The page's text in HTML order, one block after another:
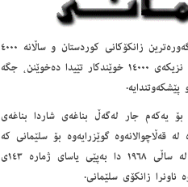
زانکۆی سلێمانی كۆنترین و یه‌كه‌مین زانكۆی كوردستانه‌و ئێستاش یەکێکە لە گەورەترین زانکۆکانی کوردستان و ساڵانە ٤٠٠٠
- ٥٠٠٠ خوێندکاری نوێ وەردەگێت، ئەم زانکۆیە ئێستا لە ٢٥ کۆلێژ پێکھاتووە نزیکەی ١٤٠٠٠ خوێندکار تێیدا دەخوێنن، جگە
یەکەم جار لەگەڵ بناغەی شاردا بناغەی
قەڵاچوالانەوە گوێزرایەوە بۆ سلێمانی کە
نزیکەی ٦٠٠٠ کتێبی لە خۆ گرتبوو بۆ یەکەم جاریش لە مێژووی کورددا لە ساڵی ١٩٦٨ دا بەپێی یاسای ژمارە ١٤٣ی
ناونرا زانکۆی سلێمانی.